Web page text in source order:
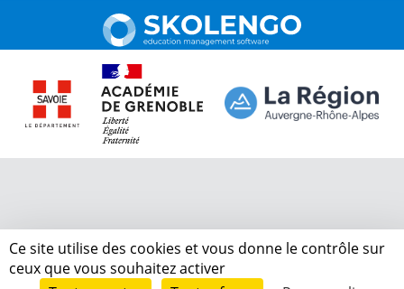
Ce site utilise des cookies et vous donne le contrôle sur
ceux que vous souhaitez activer